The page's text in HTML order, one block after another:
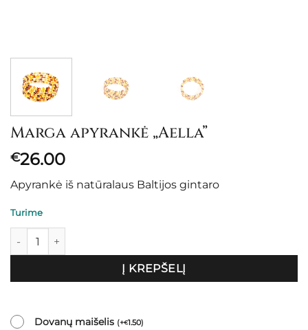
Marga apyrankė „Aella”
€26.00
Apyrankė iš natūralaus Baltijos gintaro
Turime
produkto kiekis: Marga apyrankė "Aella"
Į KREPŠELĮ
Dovanų maišelis (+€1.50)